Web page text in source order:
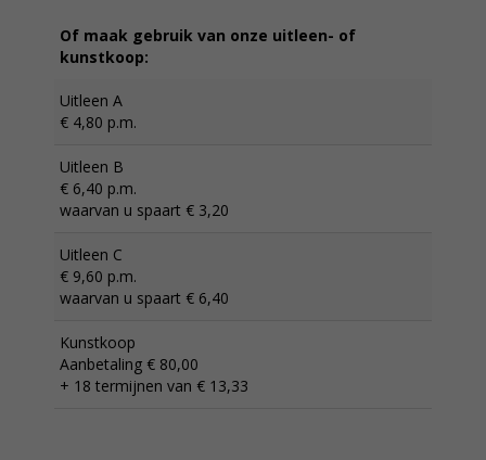
Of maak gebruik van onze uitleen- of
kunstkoop:
Uitleen A
€ 4,80 p.m.
Uitleen B
€ 6,40 p.m.
waarvan u spaart € 3,20
Uitleen C
€ 9,60 p.m.
waarvan u spaart € 6,40
Kunstkoop
Aanbetaling € 80,00
+ 18 termijnen van € 13,33